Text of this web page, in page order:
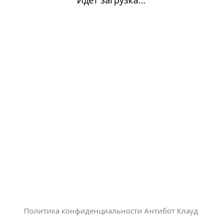
Политика конфиденциальности Антибот Клауд